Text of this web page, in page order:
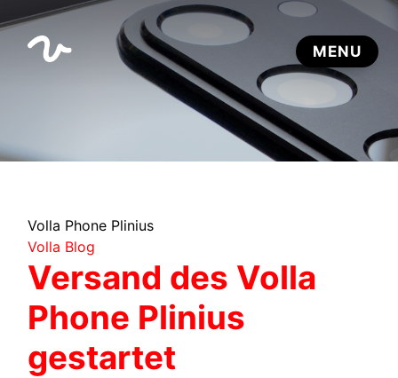
Volla Phone Plinius
Volla Blog
Versand des Volla
Phone Plinius
gestartet